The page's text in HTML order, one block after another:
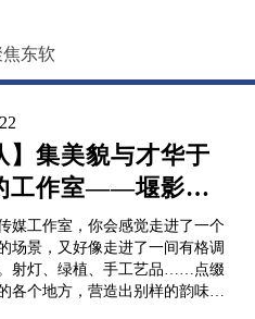
焦东软
】集美貌与才华于
工作室——堰影传
采访
媒工作室，你会感觉走进了一个
场景，又好像走进了一间有格调
射灯、绿植、手工艺品……点缀
各个地方，营造出别样的韵味。